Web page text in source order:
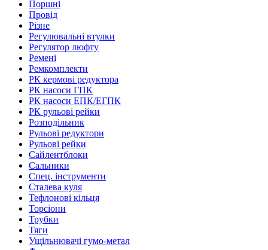
Поршні
Провід
Різне
Регулювальні втулки
Регулятор люфту
Ремені
Ремкомплекти
РК кермові редуктора
РК насоси ГПК
РК насоси ЕПК/ЕГПК
РК рульові рейки
Розподільник
Рульові редуктори
Рульові рейки
Сайлентблоки
Сальники
Спец. інструменти
Сталева куля
Тефлонові кільця
Торсіони
Трубки
Тяги
Ущільнювачі гумо-метал